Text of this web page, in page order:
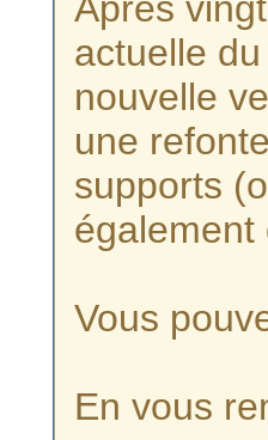
actuelle
nouvelle
une
supports
également
Vous
En vous